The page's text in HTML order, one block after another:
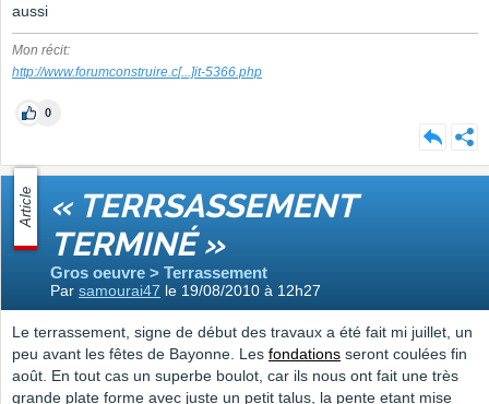
aussi
Mon récit:
http://www.forumconstruire.c[...]it-5366.php
0
Article « TERRSASSEMENT
TERMINÉ »
Gros oeuvre > Terrassement
Par samourai47 le 19/08/2010 à 12h27
Le terrassement, signe de début des travaux a été fait mi juillet, un
peu avant les fêtes de Bayonne. Les fondations seront coulées fin
août. En tout cas un superbe boulot, car ils nous ont fait une très
grande plate forme avec juste un petit talus, la pente etant mise